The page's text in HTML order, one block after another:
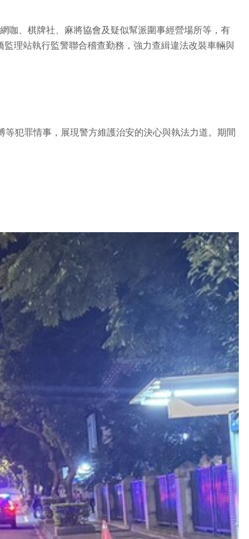
咖、棋牌社、麻將協會及疑似幫派圍事經營場所等，有
理站執行監警聯合稽查勤務，強力查緝違法改裝車輛與
犯罪情事，展現警方維護治安的決心與執法力道。期間